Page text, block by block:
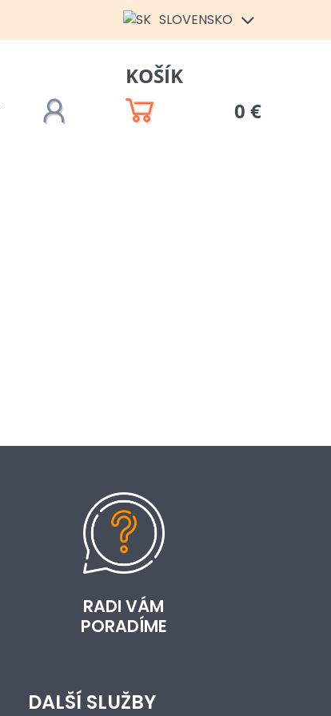
SLOVENSKO
KOŠÍK
0 €
RADI VÁM
PORADÍME
DALŠÍ SLUŽBY